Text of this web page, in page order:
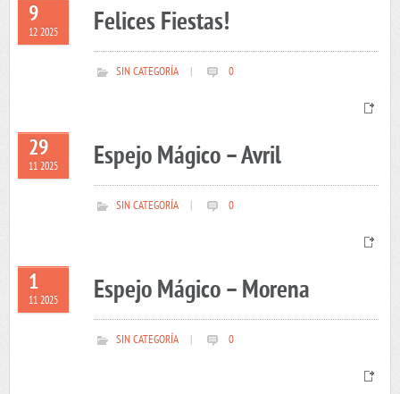
9
12 2025 Felices Fiestas!
SIN CATEGORÍA 0
29
11 2025 Espejo Mágico – Avril
SIN CATEGORÍA 0
1
11 2025 Espejo Mágico – Morena
SIN CATEGORÍA 0